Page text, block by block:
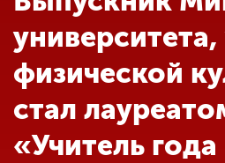
Абитуриенту
Обучение
Наука
университета,
физической
стал
«Учитель года